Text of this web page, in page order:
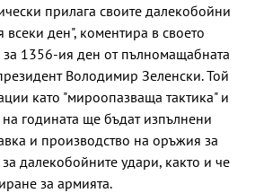
прилага своите далекобойни
ден", коментира в своето
1356-ия ден от пълномащабната
Володимир Зеленски. Той
като "мироопазваща тактика" и
годината ще бъдат изпълнени
и производство на оръжия за
далекобойните удари, както и че
за армията.